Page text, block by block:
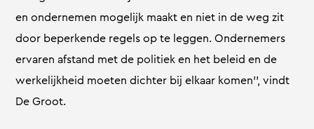
en ondernemen mogelijk maakt en niet in de weg zit
door beperkende regels op te leggen. Ondernemers
ervaren afstand met de politiek en het beleid en de
werkelijkheid moeten dichter bij elkaar komen’’, vindt
De Groot.